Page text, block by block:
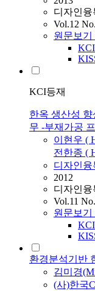
디자인융
Vol.12
원문보기
KCI
KCI등재
한옥 생산성
무 -부재가공
이현우 (
전한종 (
디자인융
2012
디자인융
Vol.11
원문보기
KCI
환경분석기반
김미경
(사)한국